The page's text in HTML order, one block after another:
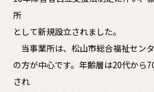
所
として新規設立されました。
当事業所は、松山市総合福祉セン
の方が中心です。年齢層は20代から
され